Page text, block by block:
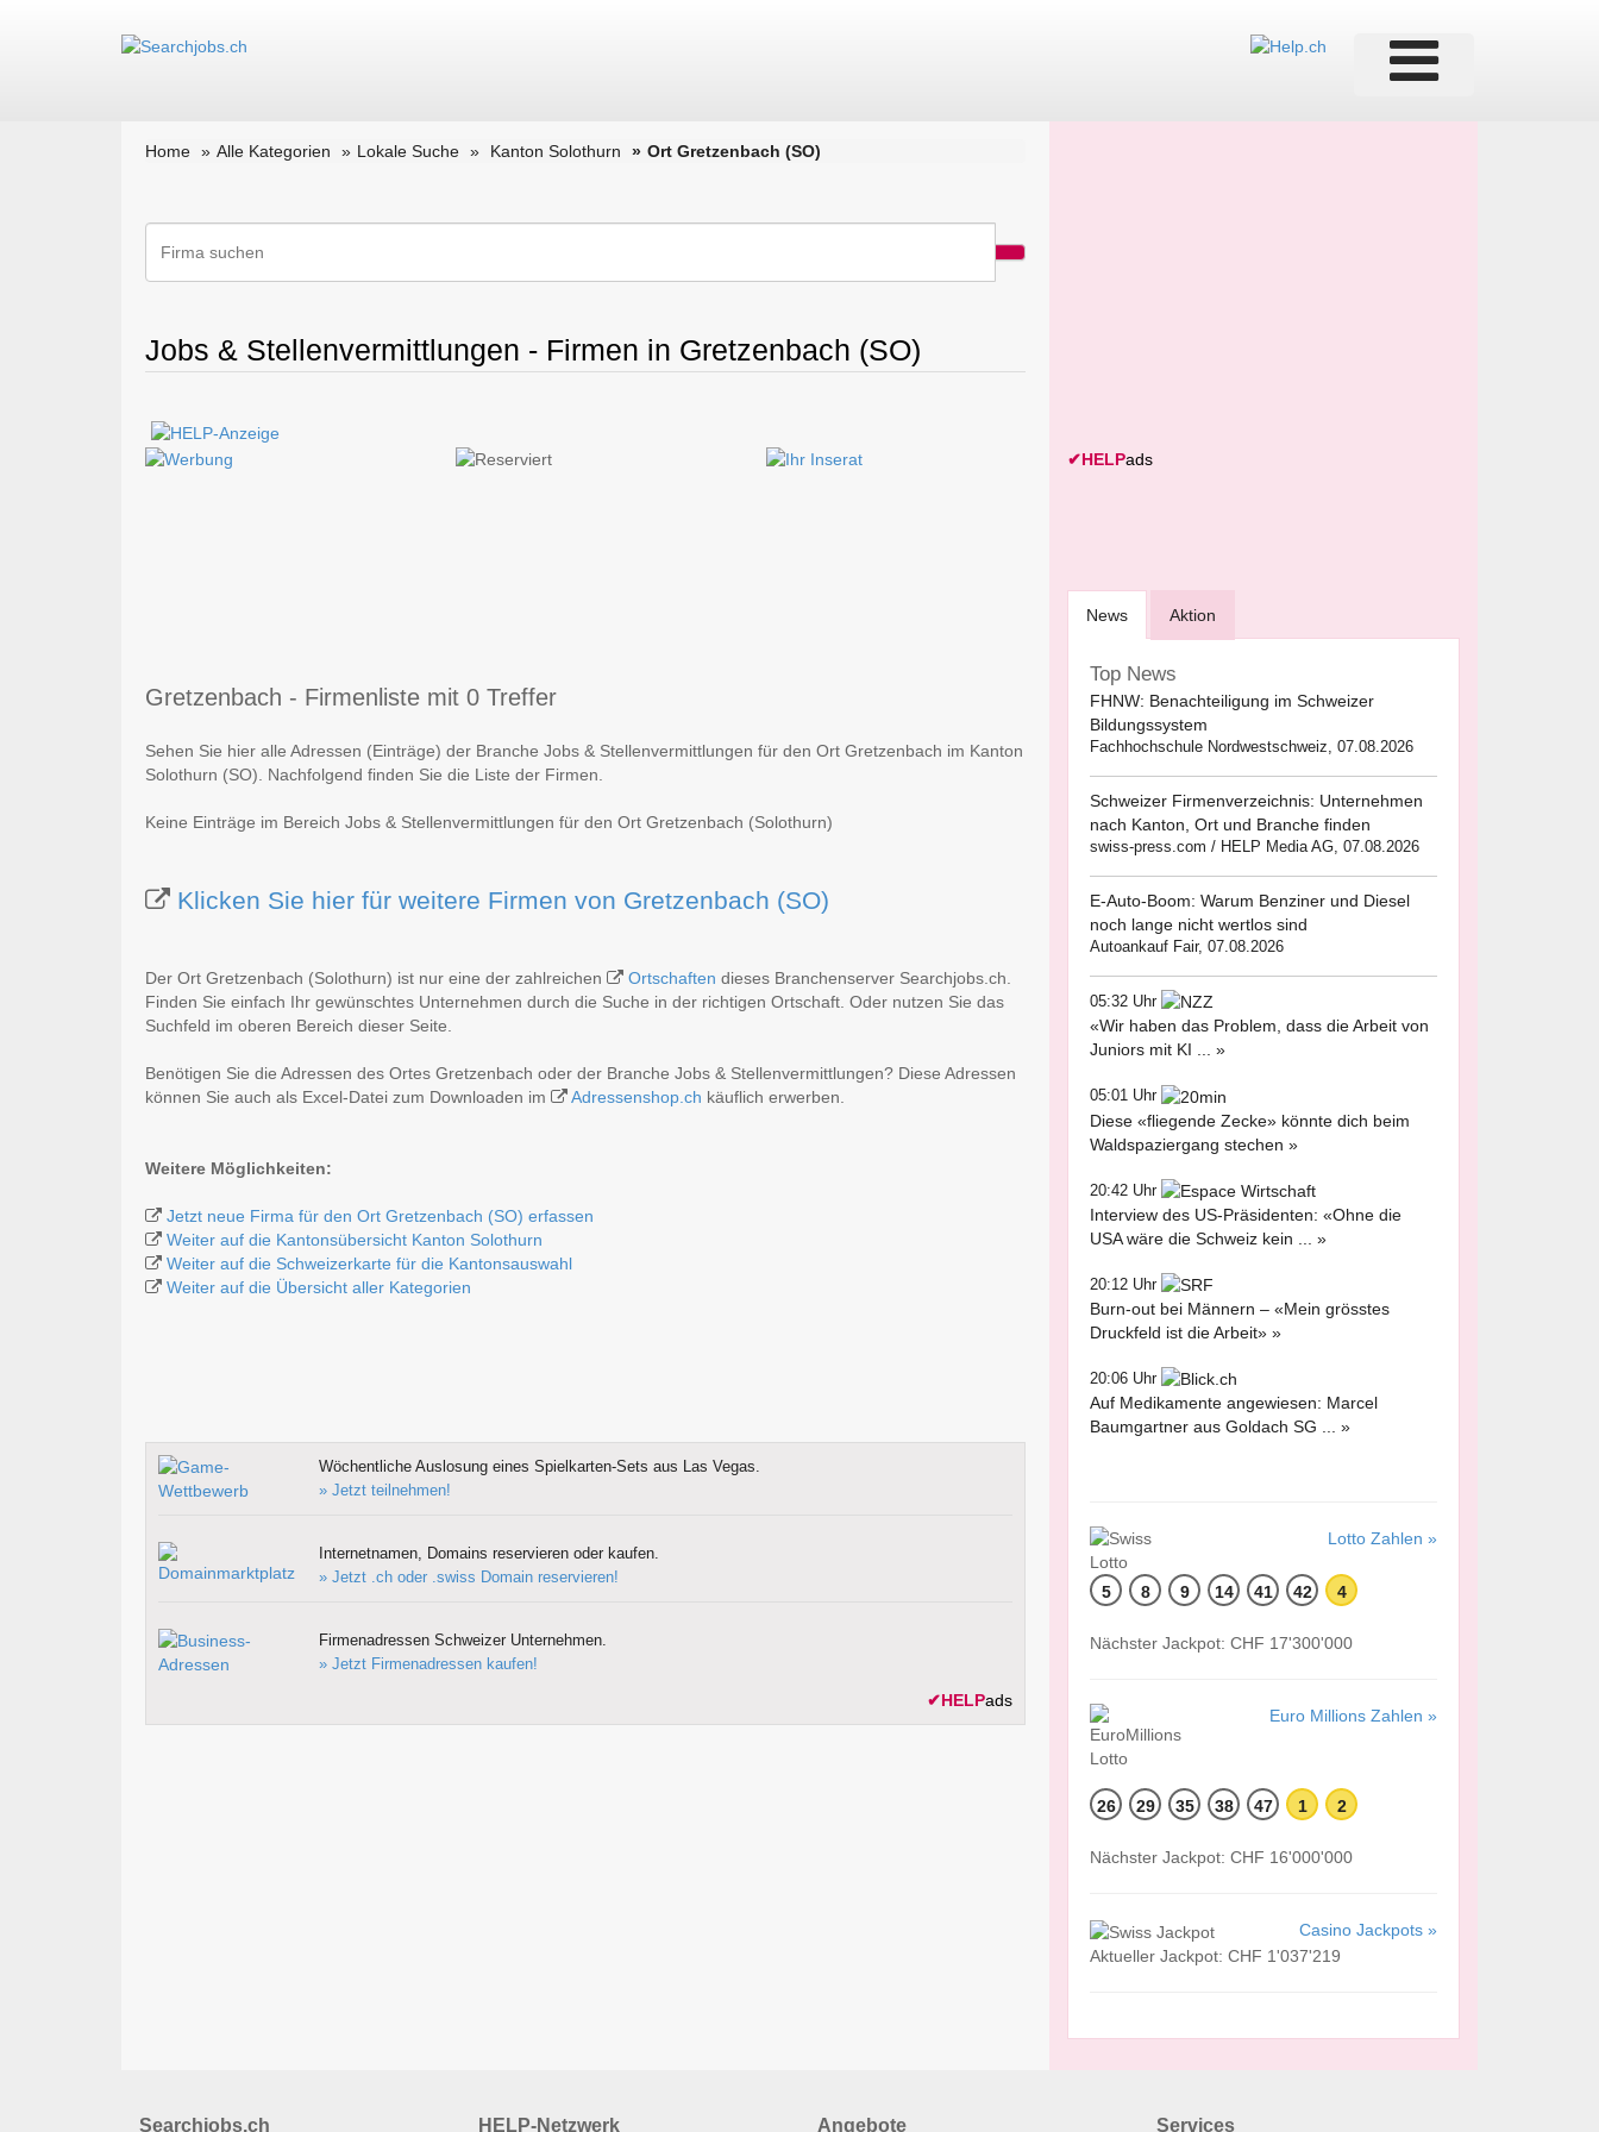
Home Alle Kategorien Lokale Suche Kanton Solothurn Ort Gretzenbach (SO)
Jobs & Stellenvermittlungen - Firmen in Gretzenbach (SO)
Gretzenbach - Firmenliste mit 0 Treffer
Sehen Sie hier alle Adressen (Einträge) der Branche Jobs & Stellenvermittlungen für den Ort Gretzenbach im Kanton
Solothurn (SO). Nachfolgend finden Sie die Liste der Firmen.
Keine Einträge im Bereich Jobs & Stellenvermittlungen für den Ort Gretzenbach (Solothurn)
Klicken Sie hier für weitere Firmen von Gretzenbach (SO)
Der Ort Gretzenbach (Solothurn) ist nur eine der zahlreichen Ortschaften dieses Branchenserver Searchjobs.ch.
Finden Sie einfach Ihr gewünschtes Unternehmen durch die Suche in der richtigen Ortschaft. Oder nutzen Sie das
Suchfeld im oberen Bereich dieser Seite.
Benötigen Sie die Adressen des Ortes Gretzenbach oder der Branche Jobs & Stellenvermittlungen? Diese Adressen
können Sie auch als Excel-Datei zum Downloaden im
Adressenshop.ch käuflich erwerben.
Weitere Möglichkeiten:
Jetzt neue Firma für den Ort Gretzenbach (SO) erfassen
Weiter auf die Kantonsübersicht Kanton Solothurn
Weiter auf die Schweizerkarte für die Kantonsauswahl
Weiter auf die Übersicht aller Kategorien
Wöchentliche Auslosung eines Spielkarten-Sets aus Las Vegas.
» Jetzt teilnehmen!
Internetnamen, Domains reservieren oder kaufen.
» Jetzt .ch oder .swiss Domain reservieren!
Firmenadressen Schweizer Unternehmen.
» Jetzt Firmenadressen kaufen!
✔HELPads
✔HELPads
News Aktion
Top News
FHNW: Benachteiligung im Schweizer
Bildungssystem
Fachhochschule Nordwestschweiz, 07.08.2026
Schweizer Firmenverzeichnis: Unternehmen
nach Kanton, Ort und Branche finden
swiss-press.com / HELP Media AG, 07.08.2026
E-Auto-Boom: Warum Benziner und Diesel
noch lange nicht wertlos sind
Autoankauf Fair, 07.08.2026
05:32 Uhr
«Wir haben das Problem, dass die Arbeit von
Juniors mit KI ... »
05:01 Uhr
Diese «fliegende Zecke» könnte dich beim
Waldspaziergang stechen »
20:42 Uhr
Interview des US-Präsidenten: «Ohne die
USA wäre die Schweiz kein ... »
20:12 Uhr
Burn-out bei Männern – «Mein grösstes
Druckfeld ist die Arbeit» »
20:06 Uhr
Auf Medikamente angewiesen: Marcel
Baumgartner aus Goldach SG ... »
Lotto Zahlen »
5 8 9 14 41 42 4
Nächster Jackpot: CHF 17'300'000
Euro Millions Zahlen »
26 29 35 38 47 1 2
Nächster Jackpot: CHF 16'000'000
Casino Jackpots »
Aktueller Jackpot: CHF 1'037'219
Searchjobs.ch HELP-Netzwerk Angebote Services